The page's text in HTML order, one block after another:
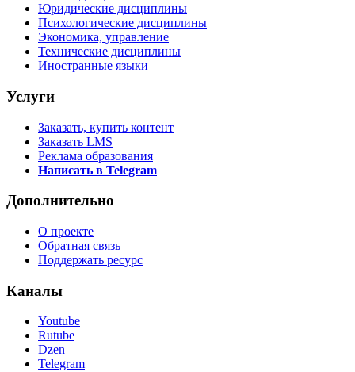
Юридические дисциплины
Психологические дисциплины
Экономика, управление
Технические дисциплины
Иностранные языки
Услуги
Заказать, купить контент
Заказать LMS
Реклама образования
Написать в Telegram
Дополнительно
О проекте
Обратная связь
Поддержать ресурс
Каналы
Youtube
Rutube
Dzen
Telegram